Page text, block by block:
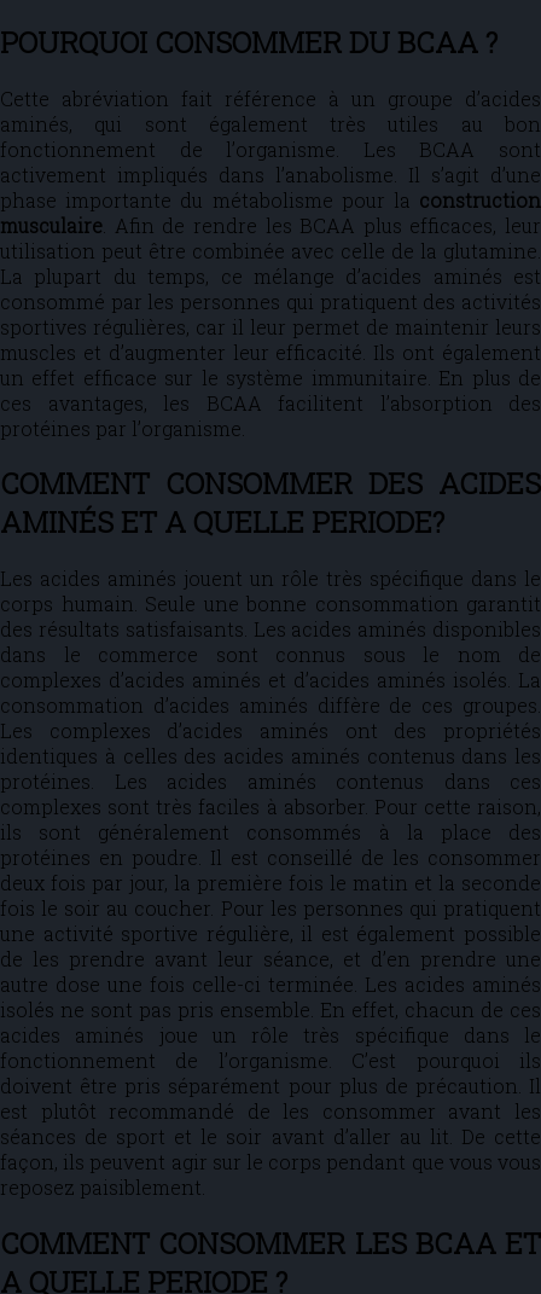
POURQUOI CONSOMMER DU BCAA ?
Cette abréviation fait référence à un groupe d’acides
aminés, qui sont également très utiles au bon
fonctionnement de l’organisme. Les BCAA sont
activement impliqués dans l’anabolisme. Il s’agit d’une
phase importante du métabolisme pour la construction
musculaire . Afin de rendre les BCAA plus efficaces, leur
utilisation peut être combinée avec celle de la glutamine.
La plupart du temps, ce mélange d’acides aminés est
consommé par les personnes qui pratiquent des activités
sportives régulières, car il leur permet de maintenir leurs
muscles et d’augmenter leur efficacité. Ils ont également
un effet efficace sur le système immunitaire. En plus de
ces avantages, les BCAA facilitent l’absorption des
protéines par l’organisme.
COMMENT CONSOMMER DES ACIDES
AMINÉS ET A QUELLE PERIODE?
Les acides aminés jouent un rôle très spécifique dans le
corps humain. Seule une bonne consommation garantit
des résultats satisfaisants. Les acides aminés disponibles
dans le commerce sont connus sous le nom de
complexes d’acides aminés et d’acides aminés isolés. La
consommation d’acides aminés diffère de ces groupes.
Les complexes d’acides aminés ont des propriétés
identiques à celles des acides aminés contenus dans les
protéines. Les acides aminés contenus dans ces
complexes sont très faciles à absorber. Pour cette raison,
ils sont généralement consommés à la place des
protéines en poudre. Il est conseillé de les consommer
deux fois par jour, la première fois le matin et la seconde
fois le soir au coucher. Pour les personnes qui pratiquent
une activité sportive régulière, il est également possible
de les prendre avant leur séance, et d’en prendre une
autre dose une fois celle-ci terminée. Les acides aminés
isolés ne sont pas pris ensemble. En effet, chacun de ces
acides aminés joue un rôle très spécifique dans le
fonctionnement de l’organisme. C’est pourquoi ils
doivent être pris séparément pour plus de précaution. Il
est plutôt recommandé de les consommer avant les
séances de sport et le soir avant d’aller au lit. De cette
façon, ils peuvent agir sur le corps pendant que vous vous
reposez paisiblement.
COMMENT CONSOMMER LES BCAA ET
A QUELLE PERIODE ?